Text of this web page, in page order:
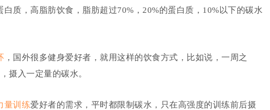
白质，高脂肪饮食，脂肪超过70%，20%的蛋白质，10%以下的碳水
，国外很多健身爱好者，就用这样的饮食方式，比如说，一周之
摄入一定量的碳水。
量训练爱好者的需求，平时都限制碳水，只在高强度的训练前后摄